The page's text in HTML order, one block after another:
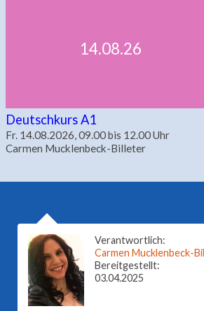
14.08.26
Deutschkurs A1
Fr. 14.08.2026, 09.00 bis 12.00 Uhr
Carmen Mucklenbeck-Billeter
Verantwortlich:
Carmen Mucklenbeck-
Bereitgestellt:
03.04.2025